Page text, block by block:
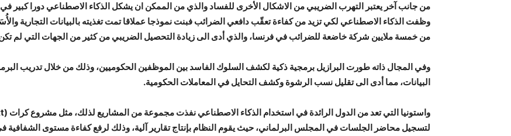
من جانب آخر يعتبر التهرب الضريبي من الاشكال الأخرى للفساد والذي من الممكن ان يشكل الذكاء الاصطناعي دورا كبير
وظفت الذكاء الاصطناعي لكي تزيد من كفاءة تعقّب دافعي الضرائب فبنت نموذجا عملاقا تمت تغذيته بالبيانات التجارية
من خمسة ملايين شركة خاضعة للضرائب في فرنسا، والذي أدى الى زيادة التحصيل الضريبي من كثير من الجهات التي لم تكن
وفي المجال ذاته طورت البرازيل برمجية ذكية لكشف السلوك الفاسد بين الموظفين الحكوميين، وذلك من خلال تدريب
البيانات، مما أدى الى تقليل نسب الرشوة وكشف التحايل في المعاملات الحكومية.
لتسجيل محاضر الجلسات في المجلس البرلماني، حيث يقوم النظام بإنتاج تقارير آلية، وذلك لرفع كفاءة مستوى